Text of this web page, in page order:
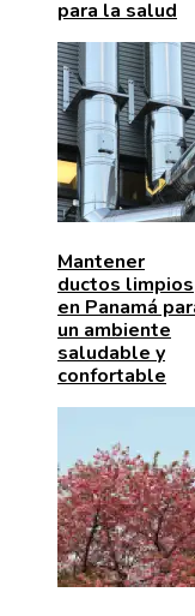
para la salud
Mantener
ductos limpios
en Panamá
un ambiente
saludable y
confortable